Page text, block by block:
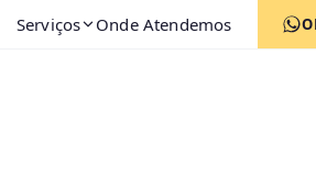
Serviços Onde Atendemos